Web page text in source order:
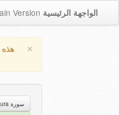
Version الواجهة الرئيسية
×
سورة Sura